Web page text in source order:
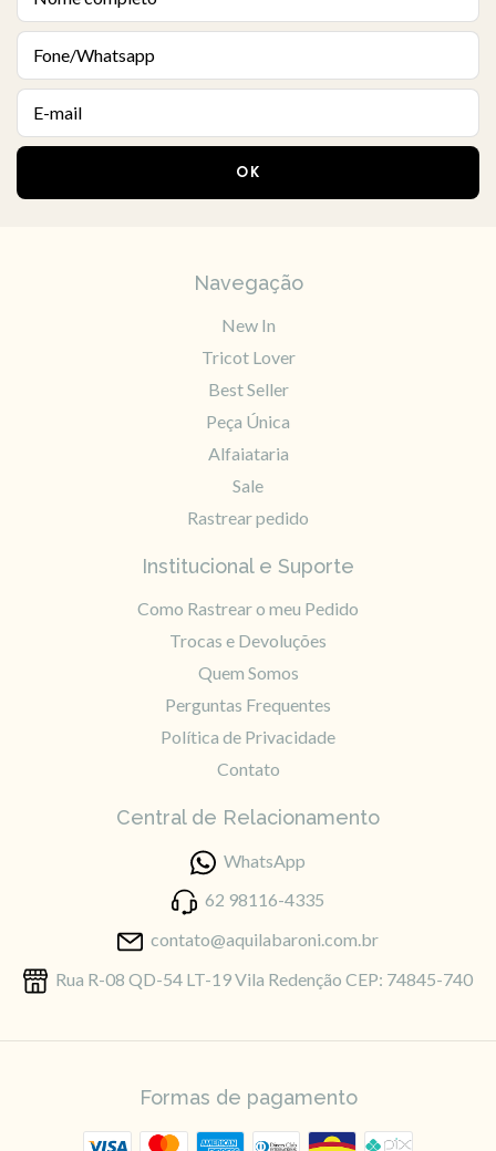
Navegação
New In
Tricot Lover
Best Seller
Peça Única
Alfaiataria
Sale
Rastrear pedido
Institucional e Suporte
Como Rastrear o meu Pedido
Trocas e Devoluções
Quem Somos
Perguntas Frequentes
Política de Privacidade
Contato
Central de Relacionamento
WhatsApp
62 98116-4335
contato@aquilabaroni.com.br
Rua R-08 QD-54 LT-19 Vila Redenção CEP: 74845-740
Formas de pagamento